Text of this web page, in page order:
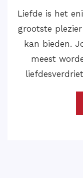
Als we
Problem
gelukkig en
met de
contact